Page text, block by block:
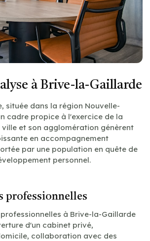
à Brive-la-Gaillarde
située dans la région Nouvelle-
cadre propice à l'exercice de la
ville et son agglomération génèrent
en accompagnement
par une population en quête de
personnel.
professionnelles
à Brive-la-Gaillarde
d'un cabinet privé,
collaboration avec des